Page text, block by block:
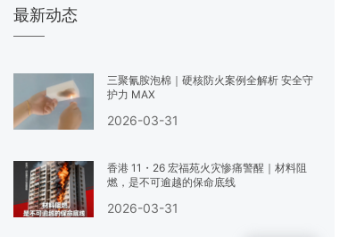
最新动态
三聚氰胺泡棉｜硬核防火案例全解析 安全守
护力 MAX
2026-03-31
香港 11・26 宏福苑火灾惨痛警醒｜材料阻
燃，是不可逾越的保命底线
2026-03-31